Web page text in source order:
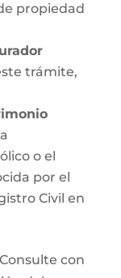
propiedad
trámite,
o el
por el
Civil en
con